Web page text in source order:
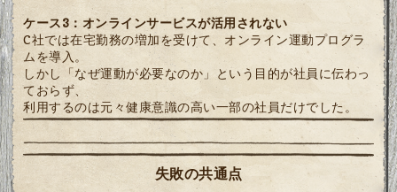
ケース3：オンラインサービスが活用されない
C社では在宅勤務の増加を受けて、オンライン運動プログラ
ムを導入。
しかし「なぜ運動が必要なのか」という目的が社員に伝わっ
ておらず、
利用するのは元々健康意識の高い一部の社員だけでした。
失敗の共通点